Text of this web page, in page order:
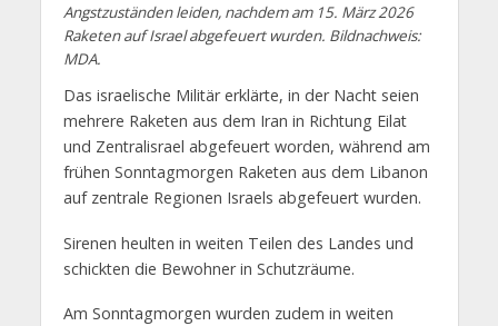
Angstzuständen leiden, nachdem am 15. März 2026
Raketen auf Israel abgefeuert wurden. Bildnachweis:
MDA.
Das israelische Militär erklärte, in der Nacht seien
mehrere Raketen aus dem Iran in Richtung Eilat
und Zentralisrael abgefeuert worden, während am
frühen Sonntagmorgen Raketen aus dem Libanon
auf zentrale Regionen Israels abgefeuert wurden.
Sirenen heulten in weiten Teilen des Landes und
schickten die Bewohner in Schutzräume.
Am Sonntagmorgen wurden zudem in weiten